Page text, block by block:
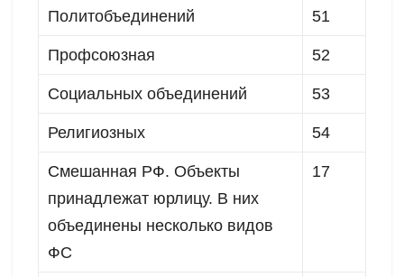
Политобъединений 51
Профсоюзная 52
Социальных объединений 53
Религиозных 54
Смешанная РФ. Объекты
принадлежат юрлицу. В них
объединены несколько видов
ФС
17